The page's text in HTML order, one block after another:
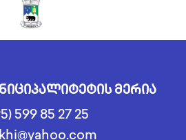
მერია
599 85 27 25